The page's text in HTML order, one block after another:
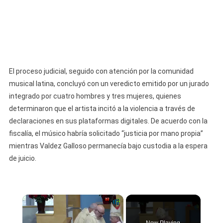
El proceso judicial, seguido con atención por la comunidad
musical latina, concluyó con un veredicto emitido por un jurado
integrado por cuatro hombres y tres mujeres, quienes
determinaron que el artista incitó a la violencia a través de
declaraciones en sus plataformas digitales. De acuerdo con la
fiscalía, el músico habría solicitado “justicia por mano propia”
mientras Valdez Galloso permanecía bajo custodia a la espera
de juicio.
×